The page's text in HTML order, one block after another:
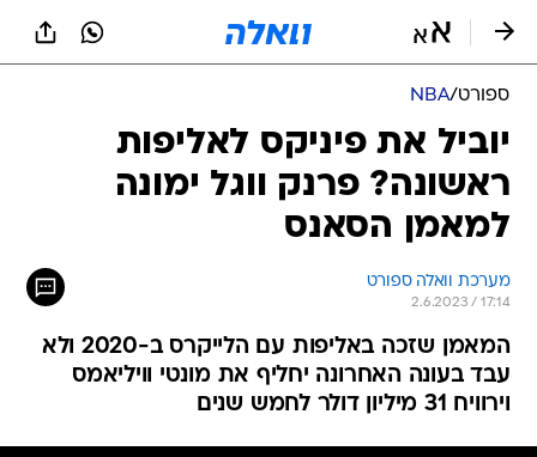
ספורט/
NBA
יוביל את פיניקס לאליפות
ראשונה? פרנק ווגל ימונה
למאמן הסאנס
מערכת וואלה ספורט
2.6.2023 / 17:14
המאמן שזכה באליפות עם הלייקרס ב-2020 ולא
עבד בעונה האחרונה יחליף את מונטי וויליאמס
וירוויח 31 מיליון דולר לחמש שנים